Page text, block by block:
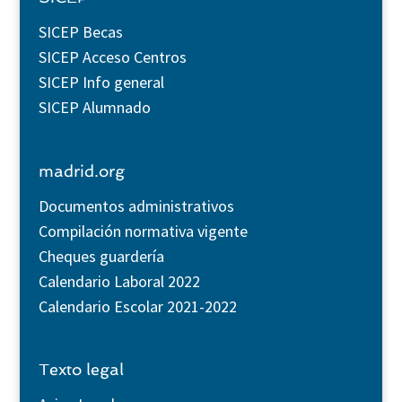
SICEP Becas
SICEP Acceso Centros
SICEP Info general
SICEP Alumnado
madrid.org
Documentos administrativos
Compilación normativa vigente
Cheques guardería
Calendario Laboral 2022
Calendario Escolar 2021-2022
Texto legal